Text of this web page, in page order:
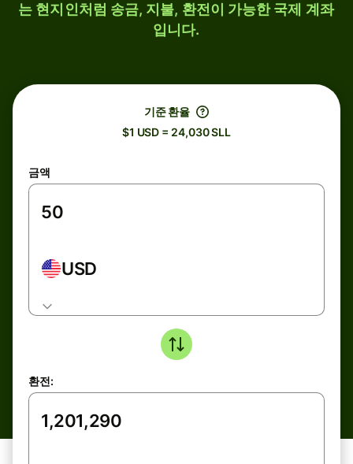
는 현지인처럼 송금, 지불, 환전이 가능한 국제 계좌
입니다.
기준 환율
$1 USD = 24,030 SLL
금액
USD
환전: